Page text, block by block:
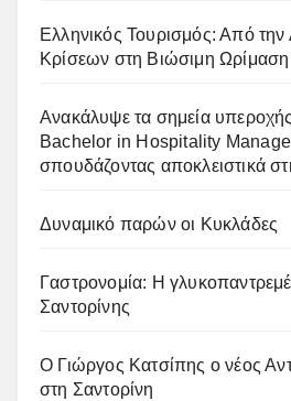
Ελληνικός Τουρισμός: Από την
Κρίσεων στη Βιώσιμη Ωρίμαση
Ανακάλυψε τα σημεία
Bachelor in Hospitality
σπουδάζοντας αποκλειστικά
Δυναμικό παρών οι Κυκλάδες
Γαστρονομία: Η
Σαντορίνης
Ο Γιώργος Κατσίπης ο νέος
στη Σαντορίνη